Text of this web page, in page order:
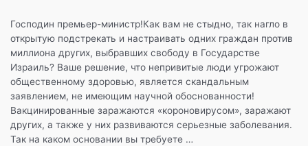
Господин премьер-министр!Как вам не стыдно, так нагло в
открытую подстрекать и настраивать одних граждан против
миллиона других, выбравших свободу в Государстве
Израиль? Ваше решение, что непривитые люди угрожают
общественному здоровью, является скандальным
заявлением, не имеющим научной обоснованности!
Вакцинированные заражаются «короновирусом», заражают
других, а также у них развиваются серьезные заболевания.
Так на каком основании вы требуете …